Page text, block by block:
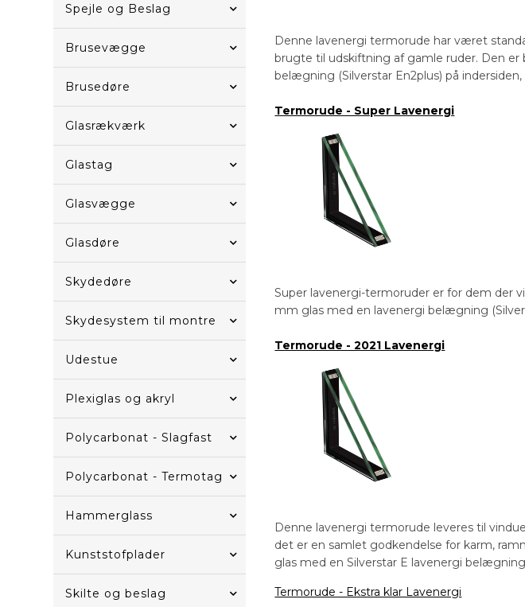
Spejle og Beslag
Brusevægge
Brusedøre
Glasrækværk
Glastag
Glasvægge
Glasdøre
Skydedøre
Skydesystem til montre
Udestue
Plexiglas og akryl
Polycarbonat - Slagfast
Polycarbonat - Termotag
Hammerglass
Kunststofplader
Skilte og beslag
Denne lavenergi termorude har været
brugte til udskiftning af gamle ruder. Den
belægning (Silverstar En2plus) på
Termorude - Super Lavenergi
Super lavenergi-termoruder er for dem der
mm glas med en lavenergi belægning
Termorude - 2021 Lavenergi
Denne lavenergi termorude leveres til
det er en samlet godkendelse for karm,
glas med en Silverstar E lavenergi
Termorude - Ekstra klar Lavenergi